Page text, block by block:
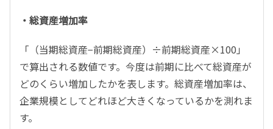
・総資産増加率
「（当期総資産−前期総資産）÷前期総資産×100」
で算出される数値です。今度は前期に比べて総資産が
どのくらい増加したかを表します。総資産増加率は、
企業規模としてどれほど大きくなっているかを測れま
す。